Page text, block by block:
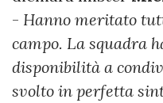
- Hanno meritato
campo. La squadra
disponibilità a
svolto in perfetta